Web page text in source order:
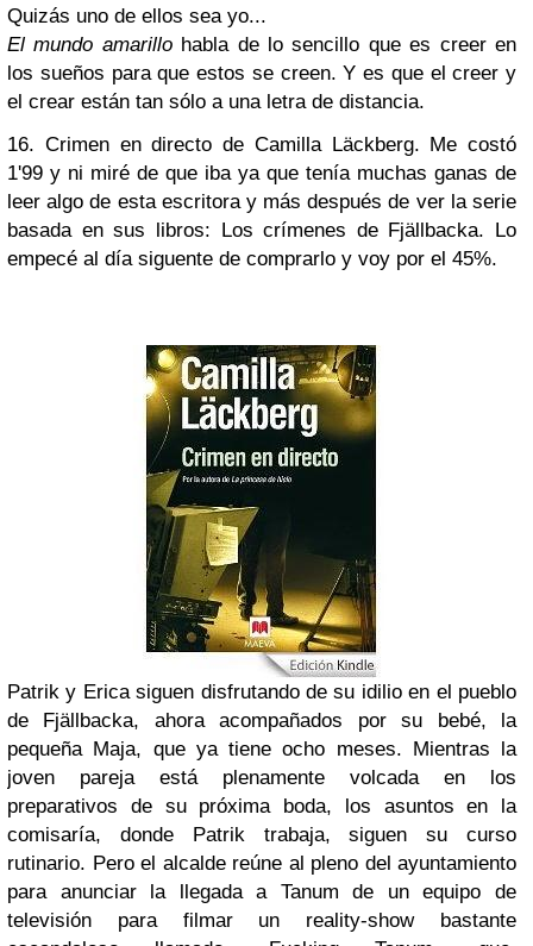
Quizás uno de ellos sea yo...
El mundo amarillohabla de lo sencillo que es creer en
los sueños para que estos se creen. Y es que el creer y
el crear están tan sólo a una letra de distancia.
16. Crimen en directo de Camilla Läckberg. Me costó
1'99 y ni miré de que iba ya que tenía muchas ganas de
leer algo de esta escritora y más después de ver la serie
basada en sus libros: Los crímenes de Fjällbacka. Lo
empecé al día siguente de comprarlo y voy por el 45%.
Patrik y Erica siguen disfrutando de su idilio en el pueblo
de Fjällbacka, ahora acompañados por su bebé, la
pequeña Maja, que ya tiene ocho meses. Mientras la
joven pareja está plenamente volcada en los
preparativos de su próxima boda, los asuntos en la
comisaría, donde Patrik trabaja, siguen su curso
rutinario. Pero el alcalde reúne al pleno del ayuntamiento
para anunciar la llegada a Tanum de un equipo de
televisión para filmar un reality-show bastante